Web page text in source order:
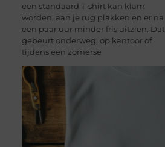
een standaard T-shirt kan klam
worden, aan je rug plakken en er na
een paar uur minder fris uitzien. Dat
gebeurt onderweg, op kantoor of
tijdens een zomerse